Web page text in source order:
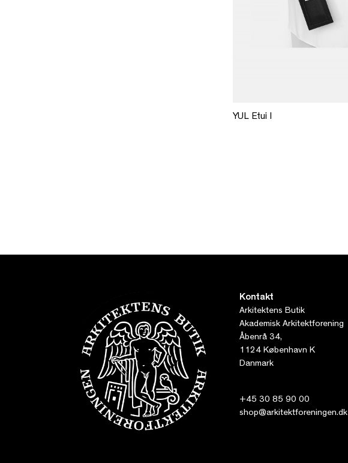
YUL Etui I
Kontakt
Arkitektens Butik
Akademisk Arkitektforening
Åbenrå 34,
1124 København K
Danmark
+45 30 85 90 00
shop@arkitektforeningen.dk